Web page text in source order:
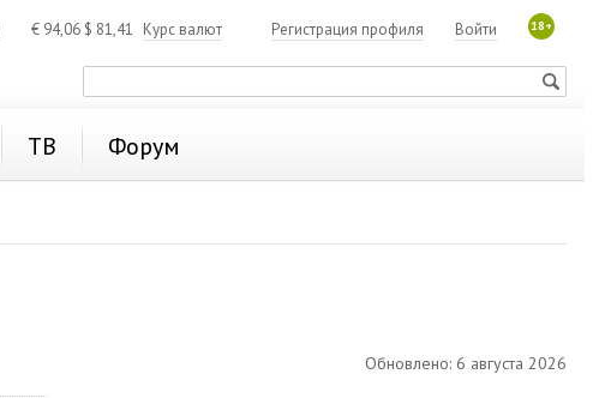
€ 94,06 $ 81,41 Курс валют 18+
Войти
Регистрация профиля
ТВ Форум
Обновлено: 6 августа 2026